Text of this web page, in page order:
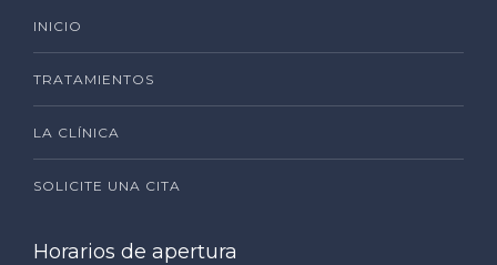
INICIO
TRATAMIENTOS
LA CLÍNICA
SOLICITE UNA CITA
Horarios de apertura